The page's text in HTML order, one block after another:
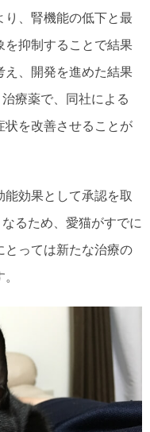
り、腎機能の低下と最
を抑制することで結果
え、開発を進めた結果
療薬で、同社による
状を改善させることが
能効果として承認を取
るため、愛猫がすでに
とっては新たな治療の